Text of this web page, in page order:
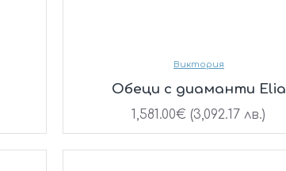
Виктория
Oбеци с диаманти Elia
1,581.00€ (3,092.17 лв.)